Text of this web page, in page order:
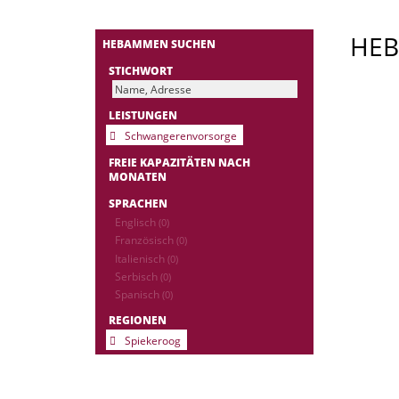
HEBAMMEN SUCHEN
STICHWORT
LEISTUNGEN
Schwangerenvorsorge
FREIE KAPAZITÄTEN NACH
MONATEN
SPRACHEN
Englisch (0)
Französisch (0)
Italienisch (0)
Serbisch (0)
Spanisch (0)
REGIONEN
Spiekeroog